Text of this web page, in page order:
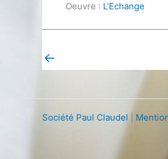
Oeuvre : L’Echange
←
Société Paul Claudel